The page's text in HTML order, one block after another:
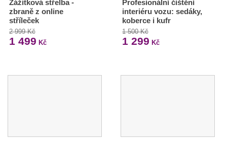
Zážitková střelba -
zbraně z online
stříleček
2 999 Kč
1 499 Kč
Profesionální čištění
interiéru vozu: sedáky,
koberce i kufr
1 500 Kč
1 299 Kč